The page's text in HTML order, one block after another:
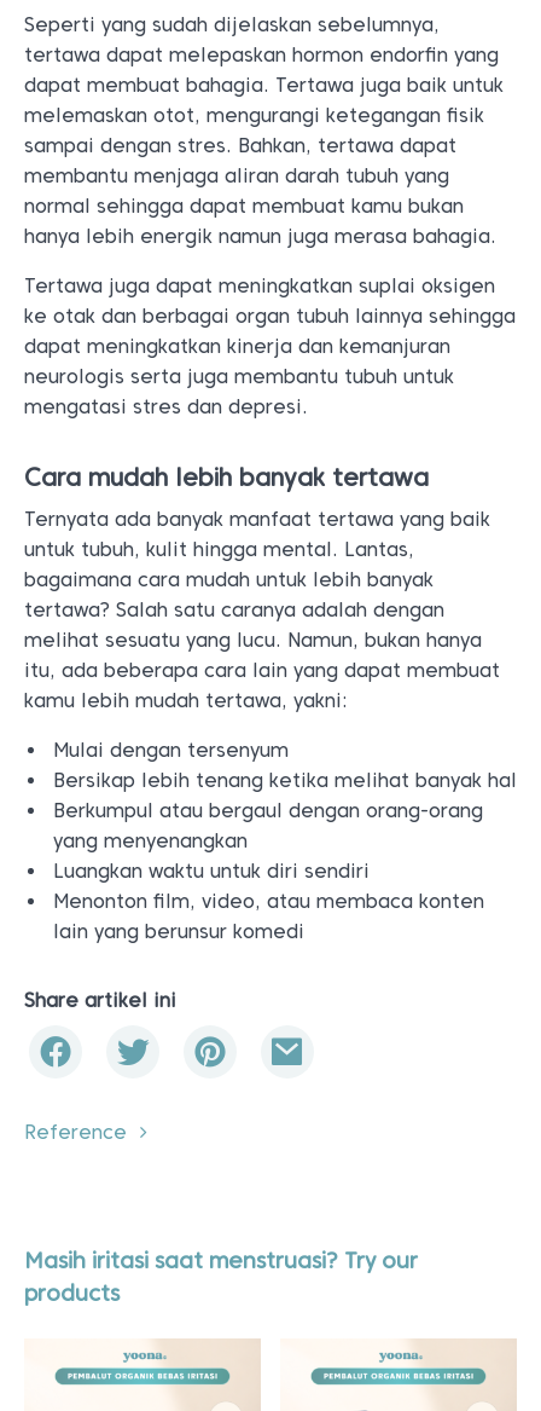
Seperti yang sudah dijelaskan sebelumnya,
tertawa dapat melepaskan hormon endorfin yang
dapat membuat bahagia. Tertawa juga baik untuk
melemaskan otot, mengurangi ketegangan fisik
sampai dengan stres. Bahkan, tertawa dapat
membantu menjaga aliran darah tubuh yang
normal sehingga dapat membuat kamu bukan
hanya lebih energik namun juga merasa bahagia.
Tertawa juga dapat meningkatkan suplai oksigen
ke otak dan berbagai organ tubuh lainnya sehingga
dapat meningkatkan kinerja dan kemanjuran
neurologis serta juga membantu tubuh untuk
mengatasi stres dan depresi.
Cara mudah lebih banyak tertawa
Ternyata ada banyak manfaat tertawa yang baik
untuk tubuh, kulit hingga mental. Lantas,
bagaimana cara mudah untuk lebih banyak
tertawa? Salah satu caranya adalah dengan
melihat sesuatu yang lucu. Namun, bukan hanya
itu, ada beberapa cara lain yang dapat membuat
kamu lebih mudah tertawa, yakni:
Mulai dengan tersenyum
Bersikap lebih tenang ketika melihat banyak hal
Berkumpul atau bergaul dengan orang-orang
yang menyenangkan
Luangkan waktu untuk diri sendiri
Menonton film, video, atau membaca konten
lain yang berunsur komedi
Share artikel ini
Reference
Masih iritasi saat menstruasi? Try our
products